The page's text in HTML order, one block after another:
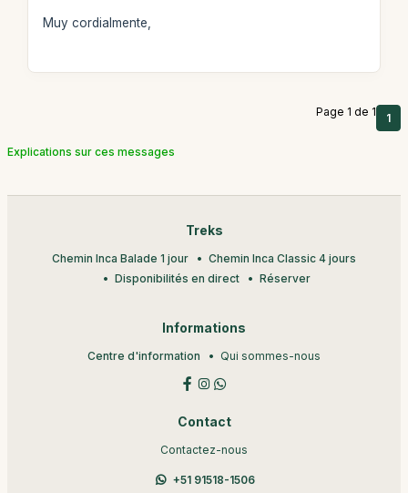
Muy cordialmente,
Page 1 de 1 1
Explications sur ces messages
Treks
Chemin Inca Balade 1 jour
Chemin Inca Classic 4 jours
Disponibilités en direct
Réserver
Informations
Centre d'information Qui sommes-nous
Contact
Contactez-nous
+51 91518-1506